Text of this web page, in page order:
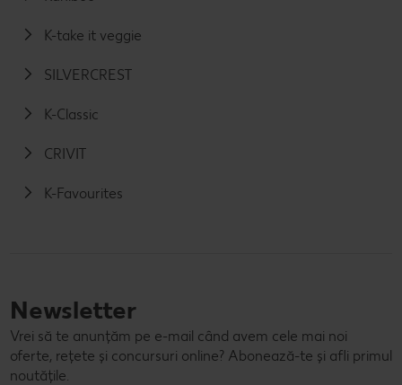
K-take it veggie
SILVERCREST
K-Classic
CRIVIT
K-Favourites
Newsletter
Vrei să te anunțăm pe e-mail când avem cele mai noi
oferte, rețete și concursuri online? Abonează-te și afli primul
noutățile.